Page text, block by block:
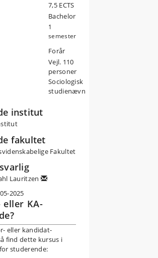
7,5 ECTS
Bachelor
1
semester
Forår
Vejl. 110
personer
Sociologisk
studienævn
institut
fakultet
Fakultet
Lauritzen
2025
eller KA-
eller kandidat-
find dette kursus i
studerende: